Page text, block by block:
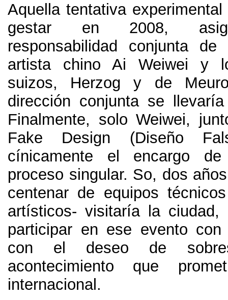
Aquella tentativa
gestar en 2008,
responsabilidad conjunta
artista chino Ai Weiwei y
suizos, Herzog y de
dirección conjunta se
Finalmente, solo Weiwei,
Fake Design (Diseño
cínicamente el encargo
proceso singular. So, dos
centenar de equipos
artísticos- visitaría la ciudad,
participar en ese evento
con el deseo de
acontecimiento que
internacional .